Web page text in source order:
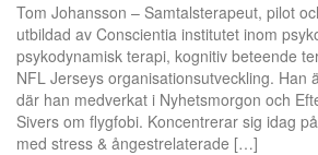
Tom Johansson – Samtalsterapeut, pilot
utbildad av Conscientia institutet inom
psykodynamisk terapi, kognitiv beteende
NFL Jerseys organisationsutveckling. Han
där han medverkat i Nyhetsmorgon och
Sivers om flygfobi. Koncentrerar sig idag
med stress & ångestrelaterade […]